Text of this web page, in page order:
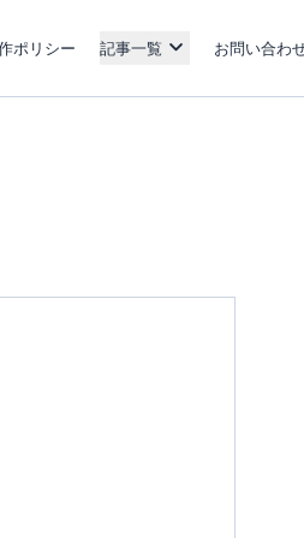
ポリシー 記事一覧 お問い合わ